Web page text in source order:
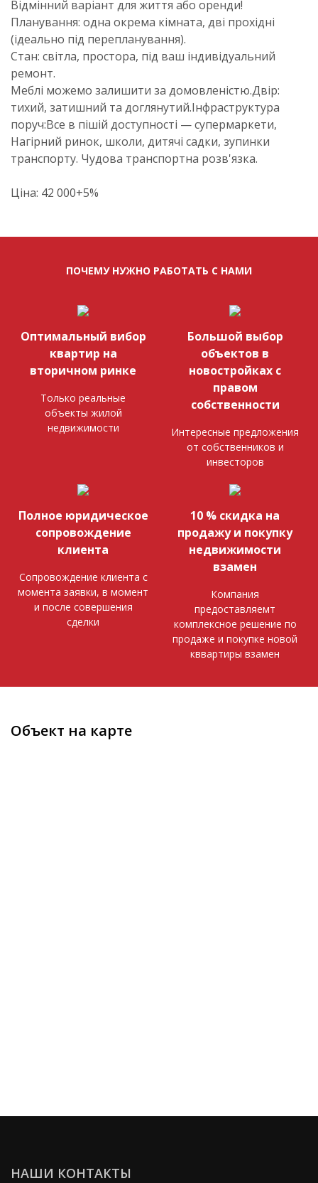
Відмінний варіант для життя або оренди!
Планування: одна окрема кімната, дві прохідні
(ідеально під перепланування).
Стан: світла, простора, під ваш індивідуальний
ремонт.
Меблі можемо залишити за домовленістю.Двір:
тихий, затишний та доглянутий.Інфраструктура
поруч:Все в пішій доступності — супермаркети,
Нагірний ринок, школи, дитячі садки, зупинки
транспорту. Чудова транспортна розв'язка.
Ціна: 42 000+5%
ПОЧЕМУ НУЖНО РАБОТАТЬ С НАМИ
Оптимальный вибор
квартир на
вторичном ринке
Только реальные
объекты жилой
недвижимости
Большой выбор
объектов в
новостройках с
правом
собственности
Интересные предложения
от собственников и
инвесторов
Полное юридическое
сопровождение
клиента
Сопровождение клиента с
момента заявки, в момент
и после совершения
сделки
10 % скидка на
продажу и покупку
недвижимости
взамен
Компания
предоставляемт
комплексное решение по
продаже и покупке новой
кввартиры взамен
Объект на карте
НАШИ КОНТАКТЫ